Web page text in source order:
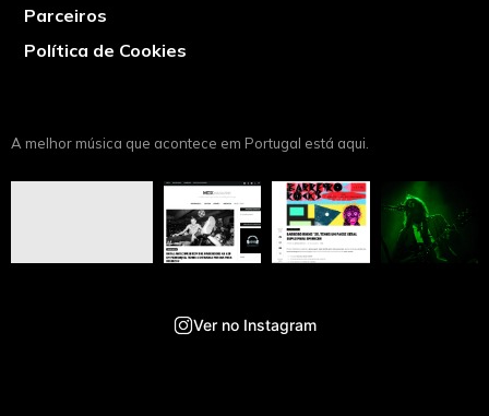
Parceiros
Política de Cookies
A melhor música que acontece em Portugal está aqui.
Ver no Instagram